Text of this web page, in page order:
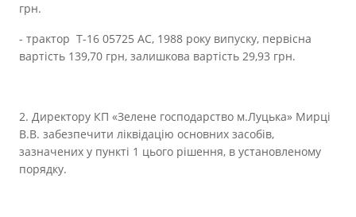
грн.
- трактор Т-16 05725 АС, 1988 року випуску, первісна
вартість 139,70 грн, залишкова вартість 29,93 грн.
2. Директору КП «Зелене господарство м.Луцька» Мирці
В.В. забезпечити ліквідацію основних засобів,
зазначених у пункті 1 цього рішення, в установленому
порядку.